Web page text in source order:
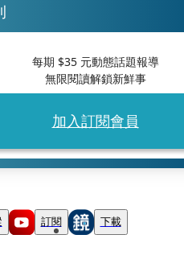
每期 $35元動態話題報導
無限閱讀解鎖新鮮事
加入訂閱會員
訂閱 下載